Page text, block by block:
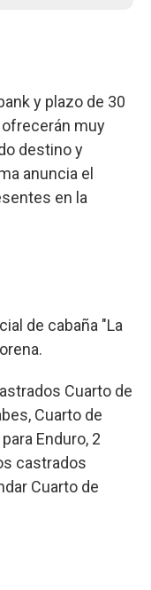
y plazo de 30
muy
destino y
anuncia el
en la
de cabaña "La
Cuarto de
Cuarto de
Enduro, 2
castrados
Cuarto de